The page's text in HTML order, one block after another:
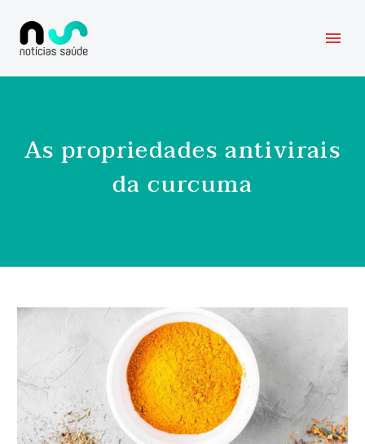
As propriedades antivirais
da curcuma